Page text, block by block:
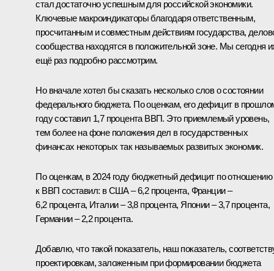
стал достаточно успешным для российской экономики.
Ключевые макроиндикаторы благодаря ответственным,
просчитанным и совместным действиям государства,
сообщества находятся в положительной зоне. Мы сегодня
ещё раз подробно рассмотрим.
Но вначале хотел бы сказать несколько слов о состоянии
федерального бюджета. По оценкам, его дефицит в
году составил 1,7 процента ВВП. Это приемлемый уровень,
тем более на фоне положения дел в государственных
финансах некоторых так называемых развитых экономик.
По оценкам, в 2024 году бюджетный дефицит по отношению
к ВВП составил: в США – 6,2 процента, Франции –
6,2 процента, Италии – 3,8 процента, Японии – 3,7 процента,
Германии – 2,2 процента.
Добавлю, что такой показатель, наш показатель,
проектировкам, заложенным при формировании бюджета